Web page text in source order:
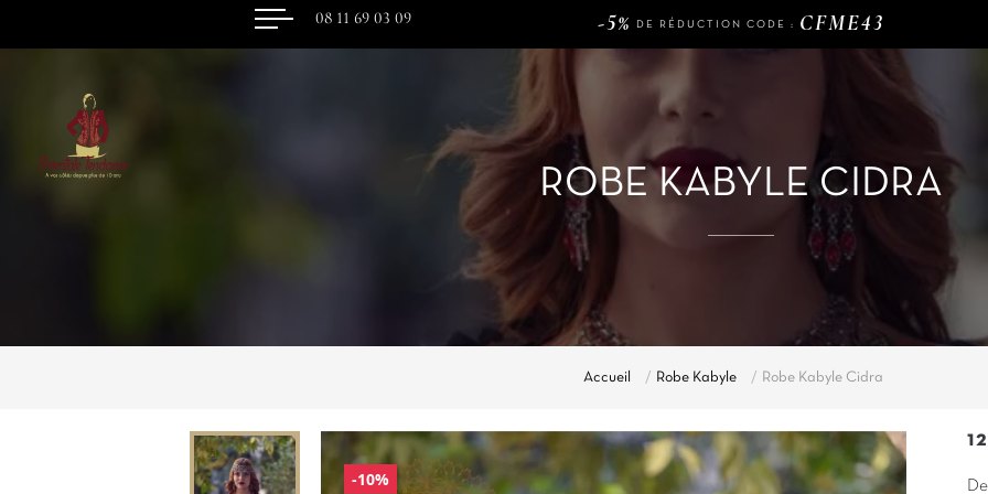
-5% CFME43
120€
-5%
08 11 69 03 09
ROBE KABYLE CIDRA
Accueil Robe Kabyle Robe Kabyle Cidra
-10%